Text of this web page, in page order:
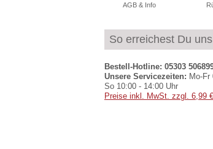
AGB & Info
So erreichest Du uns
Bestell-Hotline: 05303
Unsere Servicezeiten: Mo-Fr
So 10:00 - 14:00 Uhr
Preise inkl. MwSt. zzgl. 6,99